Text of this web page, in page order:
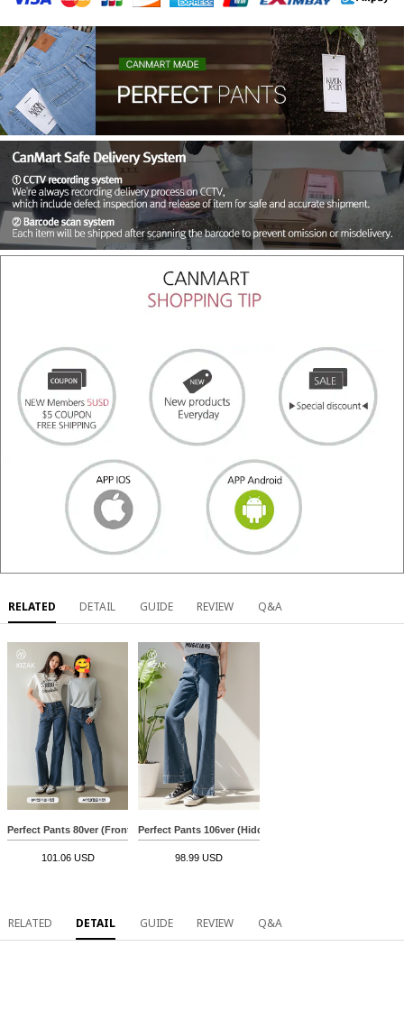
RELATED DETAIL GUIDE REVIEW Q&A
Perfect Pants 80ver (Front pocket semi-wide)
101.06 USD
Perfect Pants 106ver (Hidden Pocket Wide)
98.99 USD
RELATED DETAIL GUIDE REVIEW Q&A